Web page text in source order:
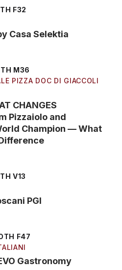
F32
Casa Selektia
M36
PIZZA DOC DI GIACCOLI
CHANGES
Pizzaiolo and
Champion — What
V13
PGI
F47
Gastronomy